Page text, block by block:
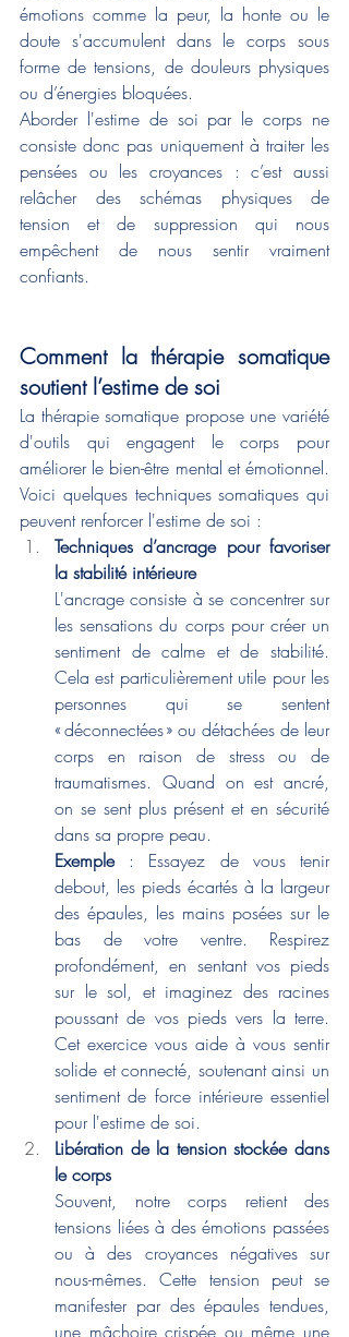
émotions comme la peur, la honte ou le
doute s'accumulent dans le corps sous
forme de tensions, de douleurs physiques
ou d’énergies bloquées.
Aborder l'estime de soi par le corps ne
consiste donc pas uniquement à traiter les
pensées ou les croyances : c’est aussi
relâcher des schémas physiques de
tension et de suppression qui nous
empêchent de nous sentir vraiment
confiants.
Comment la thérapie somatique
soutient l’estime de soi
La thérapie somatique propose une variété
d'outils qui engagent le corps pour
améliorer le bien-être mental et émotionnel.
Voici quelques techniques somatiques qui
peuvent renforcer l'estime de soi :
Techniques d’ancrage pour favoriser
la stabilité intérieure
L'ancrage consiste à se concentrer sur
les sensations du corps pour créer un
sentiment de calme et de stabilité.
Cela est particulièrement utile pour les
personnes qui se sentent
« déconnectées » ou détachées de leur
corps en raison de stress ou de
traumatismes. Quand on est ancré,
on se sent plus présent et en sécurité
dans sa propre peau.
Exemple : Essayez de vous tenir
debout, les pieds écartés à la largeur
des épaules, les mains posées sur le
bas de votre ventre. Respirez
profondément, en sentant vos pieds
sur le sol, et imaginez des racines
poussant de vos pieds vers la terre.
Cet exercice vous aide à vous sentir
solide et connecté, soutenant ainsi un
sentiment de force intérieure essentiel
pour l'estime de soi.
Libération de la tension stockée dans
le corps
Souvent, notre corps retient des
tensions liées à des émotions passées
ou à des croyances négatives sur
nous-mêmes. Cette tension peut se
manifester par des épaules tendues,
une mâchoire crispée ou même une